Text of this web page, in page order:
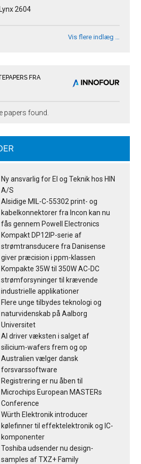
2604
Vis flere indlæg …
FRA
papers found.
Ny ansvarlig for El og Teknik hos HIN
A/S
Alsidige MIL-C-55302 print- og
kabelkonnektorer fra Incon kan nu
fås gennem Powell Electronics
Kompakt DP12IP-serie af
strømtransducere fra Danisense
giver præcision i ppm-klassen
Kompakte 35W til 350W AC-DC
strømforsyninger til krævende
industrielle applikationer
Flere unge tilbydes teknologi og
naturvidenskab på Aalborg
Universitet
AI driver væksten i salget af
silicium-wafers frem og op
Australien vælger dansk
forsvarssoftware
Registrering er nu åben til
Microchips European MASTERs
Conference
Würth Elektronik introducer
kølefinner til effektelektronik og IC-
komponenter
Toshiba udsender nu design-
samples af TXZ+ Family